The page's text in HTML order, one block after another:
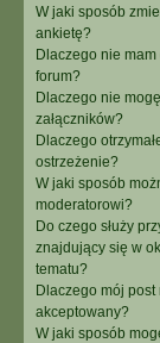
W jaki sposób
ankietę?
Dlaczego nie
forum?
Dlaczego nie
załączników?
Dlaczego
ostrzeżenie?
W jaki sposób
moderatorowi?
Do czego służy
znajdujący się w
tematu?
Dlaczego mój post
akceptowany?
W jaki sposób